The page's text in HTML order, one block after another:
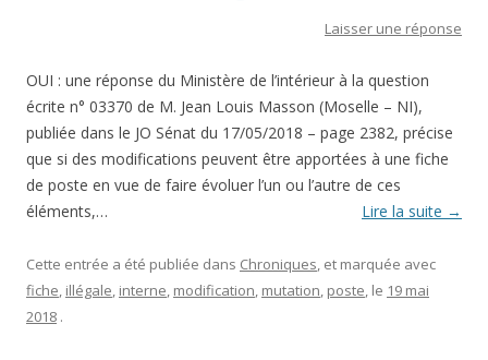
Laisser une réponse
OUI : une réponse du Ministère de l’intérieur à la question
écrite n° 03370 de M. Jean Louis Masson (Moselle – NI),
publiée dans le JO Sénat du 17/05/2018 – page 2382, précise
que si des modifications peuvent être apportées à une fiche
de poste en vue de faire évoluer l’un ou l’autre de ces
éléments,…
Lire la suite →
Cette entrée a été publiée dans Chroniques, et marquée avec
fiche, illégale, interne, modification, mutation, poste, le 19 mai
2018 .